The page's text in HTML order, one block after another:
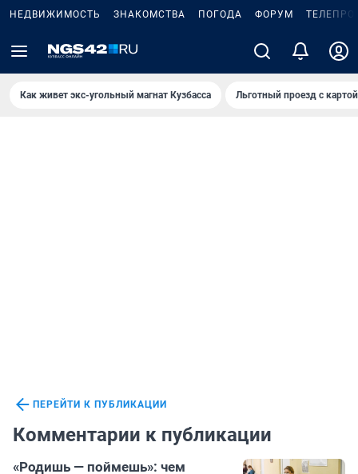
НЕДВИЖИМОСТЬ ЗНАКОМСТВА ПОГОДА ФОРУМ
Как живет экс-угольный магнат Кузбасса Льготный проезд с
ПЕРЕЙТИ К ПУБЛИКАЦИИ
Комментарии к публикации
«Родишь — поймешь»: чем